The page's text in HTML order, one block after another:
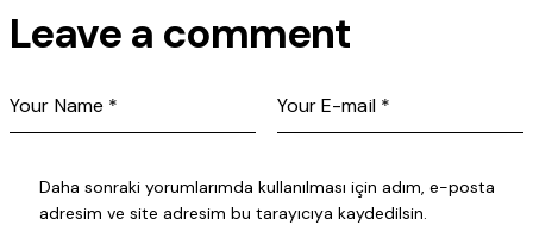
Leave a comment
Daha sonraki yorumlarımda kullanılması için adım, e-posta
adresim ve site adresim bu tarayıcıya kaydedilsin.